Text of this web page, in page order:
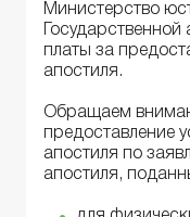
Министерство
платы за
апостиля.
Обращаем
предоставление
апостиля по
апостиля,